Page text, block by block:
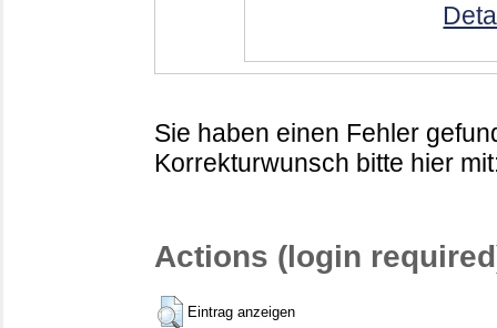
Sie haben einen Fehler
Korrekturwunsch bitte hier
Actions (login
Eintrag anzeigen